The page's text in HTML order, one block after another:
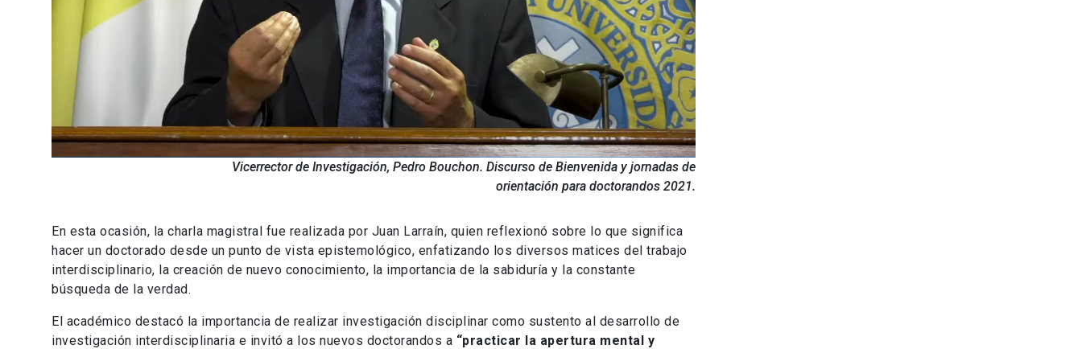
Vicerrector de Investigación, Pedro Bouchon. Discurso de Bienvenida y jornadas de
orientación para doctorandos 2021.
En esta ocasión, la charla magistral fue realizada por Juan Larraín, quien reflexionó sobre lo que significa
hacer un doctorado desde un punto de vista epistemológico, enfatizando los diversos matices del trabajo
interdisciplinario, la creación de nuevo conocimiento, la importancia de la sabiduría y la constante
búsqueda de la verdad.
El académico destacó la importancia de realizar investigación disciplinar como sustento al desarrollo de
investigación interdisciplinaria e invitó a los nuevos doctorandos a “practicar la apertura mental y